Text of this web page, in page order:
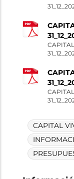
CAPITAL